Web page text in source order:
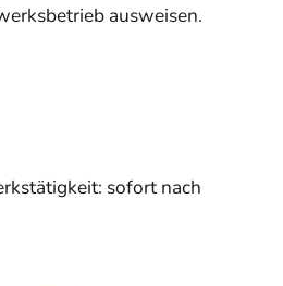
ausweisen.
sofort nach